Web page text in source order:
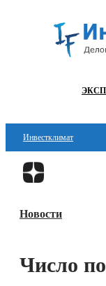
Инвестклимат
Финансы
Блокчейн
Новости
Число